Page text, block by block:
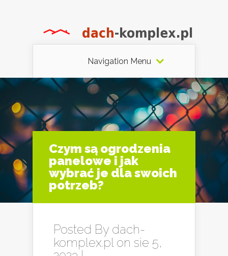
Navigation Menu
Czym są ogrodzenia
panelowe i jak
wybrać je dla swoich
potrzeb?
Posted By dach-
komplex.plon sie 5,